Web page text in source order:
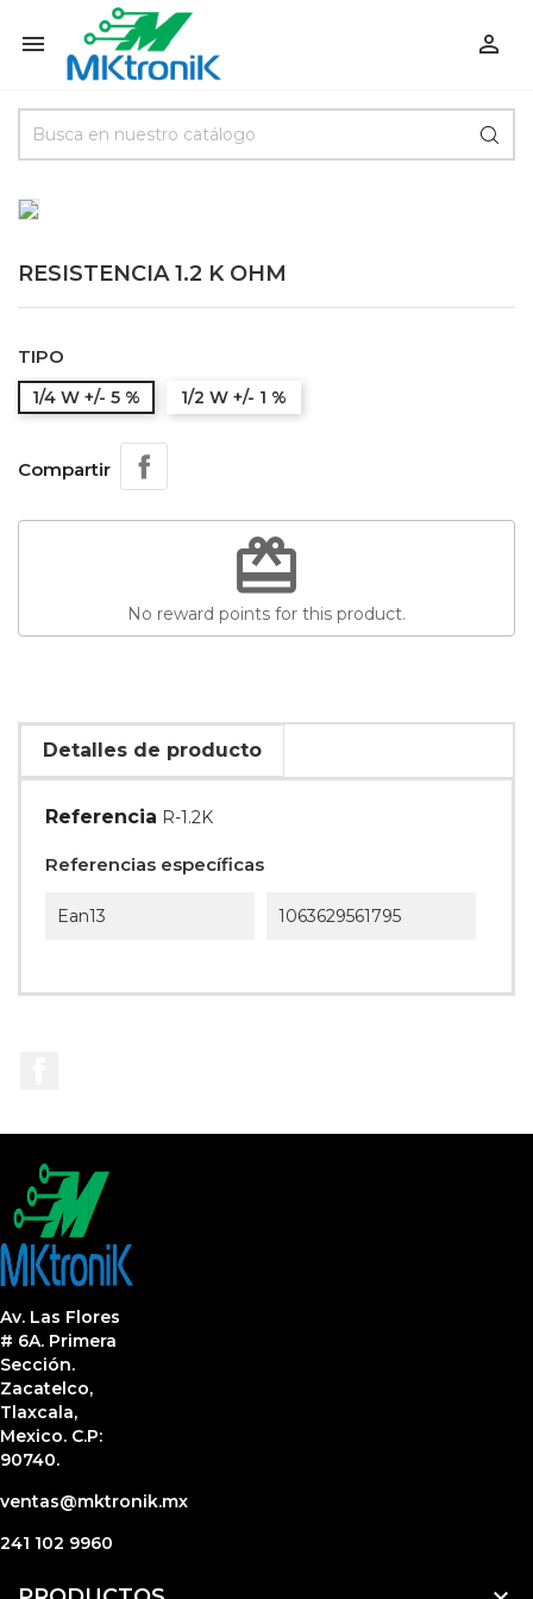
 
RESISTENCIA 1.2 K OHM
TIPO
1/4 W +/- 5 % 1/2 W +/- 1 %
Compartir
redeem
No reward points for this product.
Detalles de producto
Referencia R-1.2K
Referencias específicas
Ean13 1063629561795
Av. Las Flores
# 6A. Primera
Sección.
Zacatelco,
Tlaxcala,
Mexico. C.P:
90740.
ventas@mktronik.mx
241 102 9960